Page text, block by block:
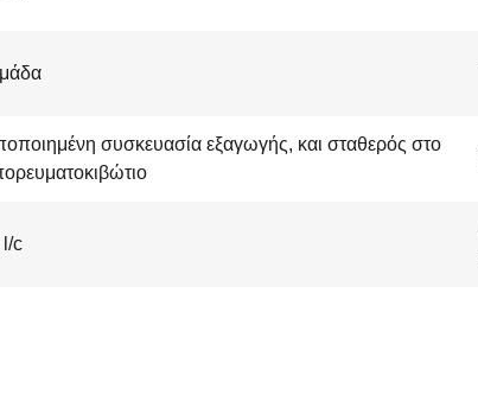
συσκευασία εξαγωγής, και σταθερός στο
l/c